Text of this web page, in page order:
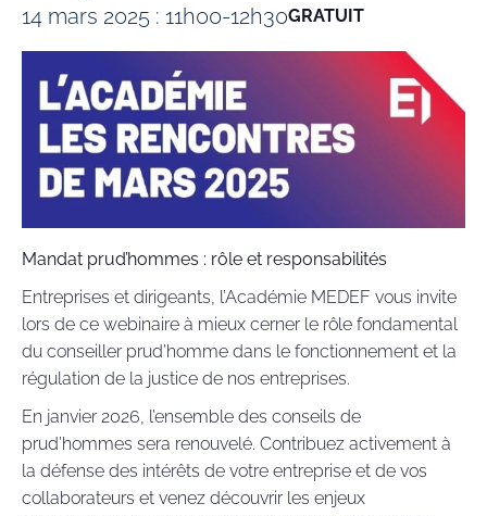
14 mars 2025 : 11h00-12h30GRATUIT
Mandat prud’hommes : rôle et responsabilités
Entreprises et dirigeants, l’Académie MEDEF vous invite
lors de ce webinaire à mieux cerner le rôle fondamental
du conseiller prud’homme dans le fonctionnement et la
régulation de la justice de nos entreprises.
En janvier 2026, l’ensemble des conseils de
prud’hommes sera renouvelé. Contribuez activement à
la défense des intérêts de votre entreprise et de vos
collaborateurs et venez découvrir les enjeux